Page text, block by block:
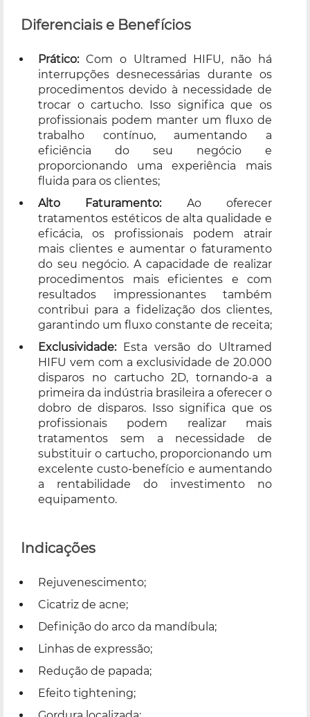
Diferenciais e Benefícios
Prático:Com o Ultramed HIFU, não há
interrupções desnecessárias durante os
procedimentos devido à necessidade de
trocar o cartucho. Isso significa que os
profissionais podem manter um fluxo de
trabalho contínuo, aumentando a
eficiência do seu negócio e
proporcionando uma experiência mais
fluida para os clientes;
Alto Faturamento:Ao oferecer
tratamentos estéticos de alta qualidade e
eficácia, os profissionais podem atrair
mais clientes e aumentar o faturamento
do seu negócio. A capacidade de realizar
procedimentos mais eficientes e com
resultados impressionantes também
contribui para a fidelização dos clientes,
garantindo um fluxo constante de receita;
Exclusividade:Esta versão do Ultramed
HIFU vem com a exclusividade de 20.000
disparos no cartucho 2D, tornando-a a
primeira da indústria brasileira a oferecer o
dobro de disparos. Isso significa que os
profissionais podem realizar mais
tratamentos sem a necessidade de
substituir o cartucho, proporcionando um
excelente custo-benefício e aumentando
a rentabilidade do investimento no
equipamento.
Indicações
Rejuvenescimento;
Cicatriz de acne;
Definição do arco da mandíbula;
Linhas de expressão;
Redução de papada;
Efeito tightening;